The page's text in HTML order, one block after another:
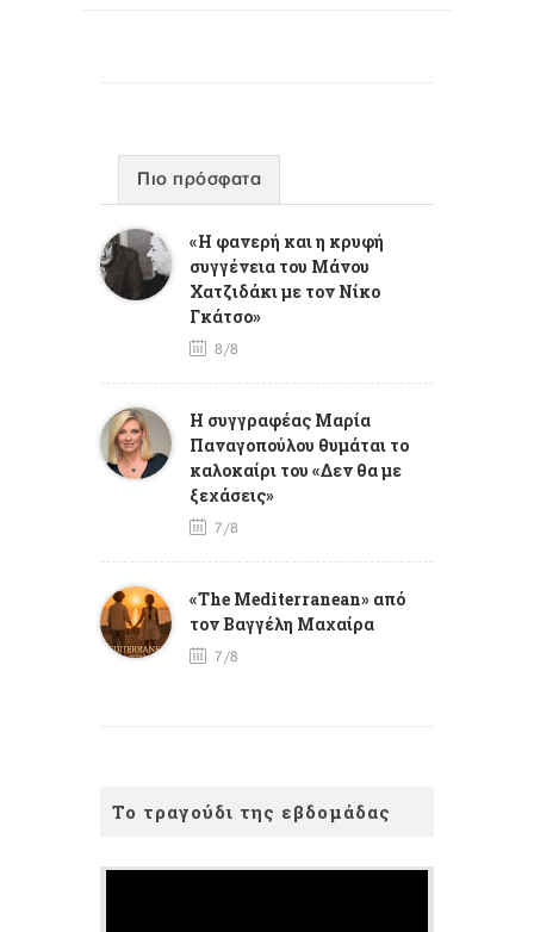
Πιο πρόσφατα
«Η φανερή και η κρυφή
συγγένεια του Μάνου
Χατζιδάκι με τον Νίκο
Γκάτσο»
8/8
Η συγγραφέας Μαρία
Παναγοπούλου θυμάται το
καλοκαίρι του «Δεν θα με
ξεχάσεις»
7/8
«The Mediterranean» από
τον Βαγγέλη Μαχαίρα
7/8
Το τραγούδι της εβδομάδας